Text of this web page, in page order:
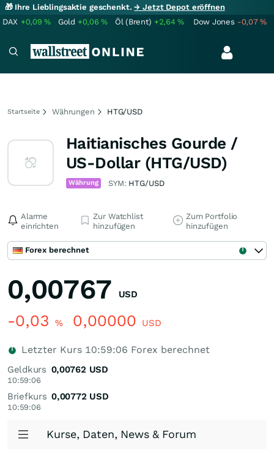
🎁 Ihre Lieblingsaktie geschenkt.→ Jetzt Depot eröffnen
DAX +0,09% Gold +0,06% Öl (Brent) +2,64% Dow Jones -0,07%
Startseite Währungen HTG/USD
Haitianisches Gourde /
US-Dollar (HTG/USD)
Währung SYM: HTG/USD
Alarme
einrichten
Zur Watchlist
hinzufügen
Zum Portfolio
hinzufügen
Forex berechnet
0,00767 USD
-0,03 % 0,00000 USD
Letzter Kurs 10:59:06 Forex berechnet
Geldkurs
10:59:06
0,00762 USD
Briefkurs
10:59:06
0,00772 USD
Kurse, Daten, News & Forum